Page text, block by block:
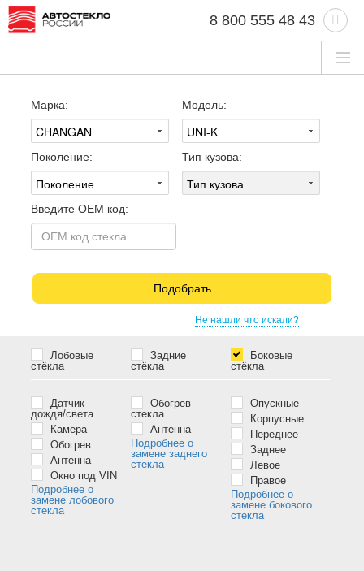
8 800 555 48 43
Марка: Модель:
Поколение: Тип кузова:
Введите OEM код:
Подобрать
Не нашли что искали?
Лобовые
стёкла
Датчик
дождя/света
Камера
Обогрев
Антенна
Окно под VIN
Подробнее о
замене лобового
стекла
Задние
стёкла
Обогрев
стекла
Антенна
Подробнее о
замене заднего
стекла
Боковые
стёкла
Опускные
Корпусные
Переднее
Заднее
Левое
Правое
Подробнее о
замене бокового
стекла